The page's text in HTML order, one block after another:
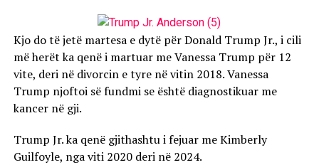
Kjo do të jetë martesa e dytë për Donald Trump Jr., i cili
më herët ka qenë i martuar me Vanessa Trump për 12
vite, deri në divorcin e tyre në vitin 2018. Vanessa
Trump njoftoi së fundmi se është diagnostikuar me
kancer në gji.
Trump Jr. ka qenë gjithashtu i fejuar me Kimberly
Guilfoyle, nga viti 2020 deri në 2024.